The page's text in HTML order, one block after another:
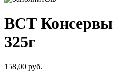
ВСТ Консервы
325г
158,00 руб.